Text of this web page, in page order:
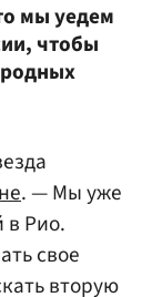
мы уедем
чтобы
. — Мы уже
в Рио.
свое
вторую